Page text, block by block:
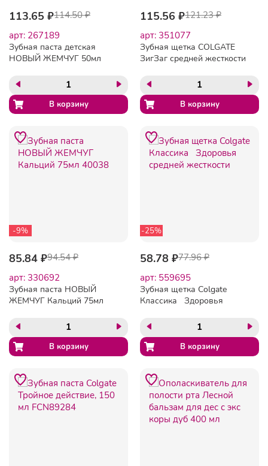
113.65 ₽114.50 ₽
арт: 267189
Зубная паста детская
НОВЫЙ ЖЕМЧУГ 50мл
115.56 ₽121.23 ₽
арт: 351077
Зубная щетка COLGATE
ЗигЗаг средней жесткости
-9%
85.84 ₽94.54 ₽
арт: 330692
Зубная паста НОВЫЙ
ЖЕМЧУГ Кальций 75мл
-25%
58.78 ₽77.96 ₽
арт: 559695
Зубная щетка Colgate
Классика Здоровья